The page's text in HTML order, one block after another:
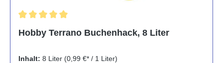
Hobby Terrano Buchenhack, 8 Liter
Inhalt: 8 Liter (0,99 €* / 1 Liter)